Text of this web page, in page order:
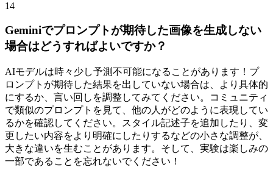
14
Geminiでプロンプトが期待した画像を生成しない
場合はどうすればよいですか？
AIモデルは時々少し予測不可能になることがあります！プ
ロンプトが期待した結果を出していない場合は、より具体的
にするか、言い回しを調整してみてください。コミュニティ
で類似のプロンプトを見て、他の人がどのように表現してい
るかを確認してください。スタイル記述子を追加したり、変
更したい内容をより明確にしたりするなどの小さな調整が、
大きな違いを生むことがあります。そして、実験は楽しみの
一部であることを忘れないでください！